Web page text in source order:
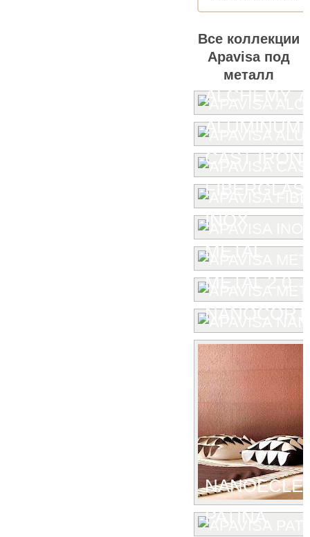
Все коллекции
Apavisa под
металл
ALCHEMY
ALUMINUM
CAST IRON
INOX
METAL
METAL 2.0
PATINA